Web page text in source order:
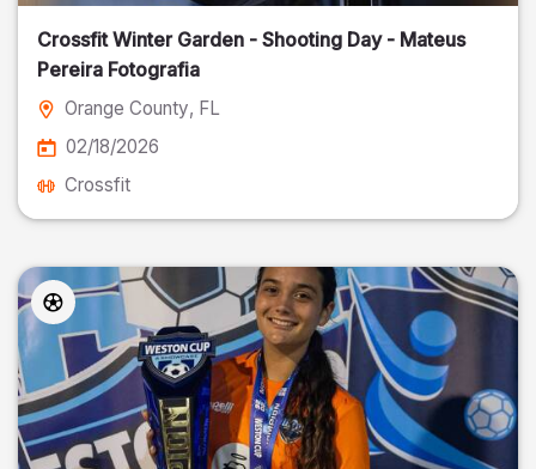
Crossfit Winter Garden - Shooting Day - Mateus
Pereira Fotografia
Orange County, FL
02/18/2026
Crossfit